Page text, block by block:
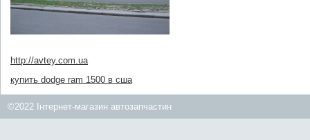
http://avtey.com.ua
купить dodge ram 1500 в сша
©2022 Інтернет-магазин автозапчастин